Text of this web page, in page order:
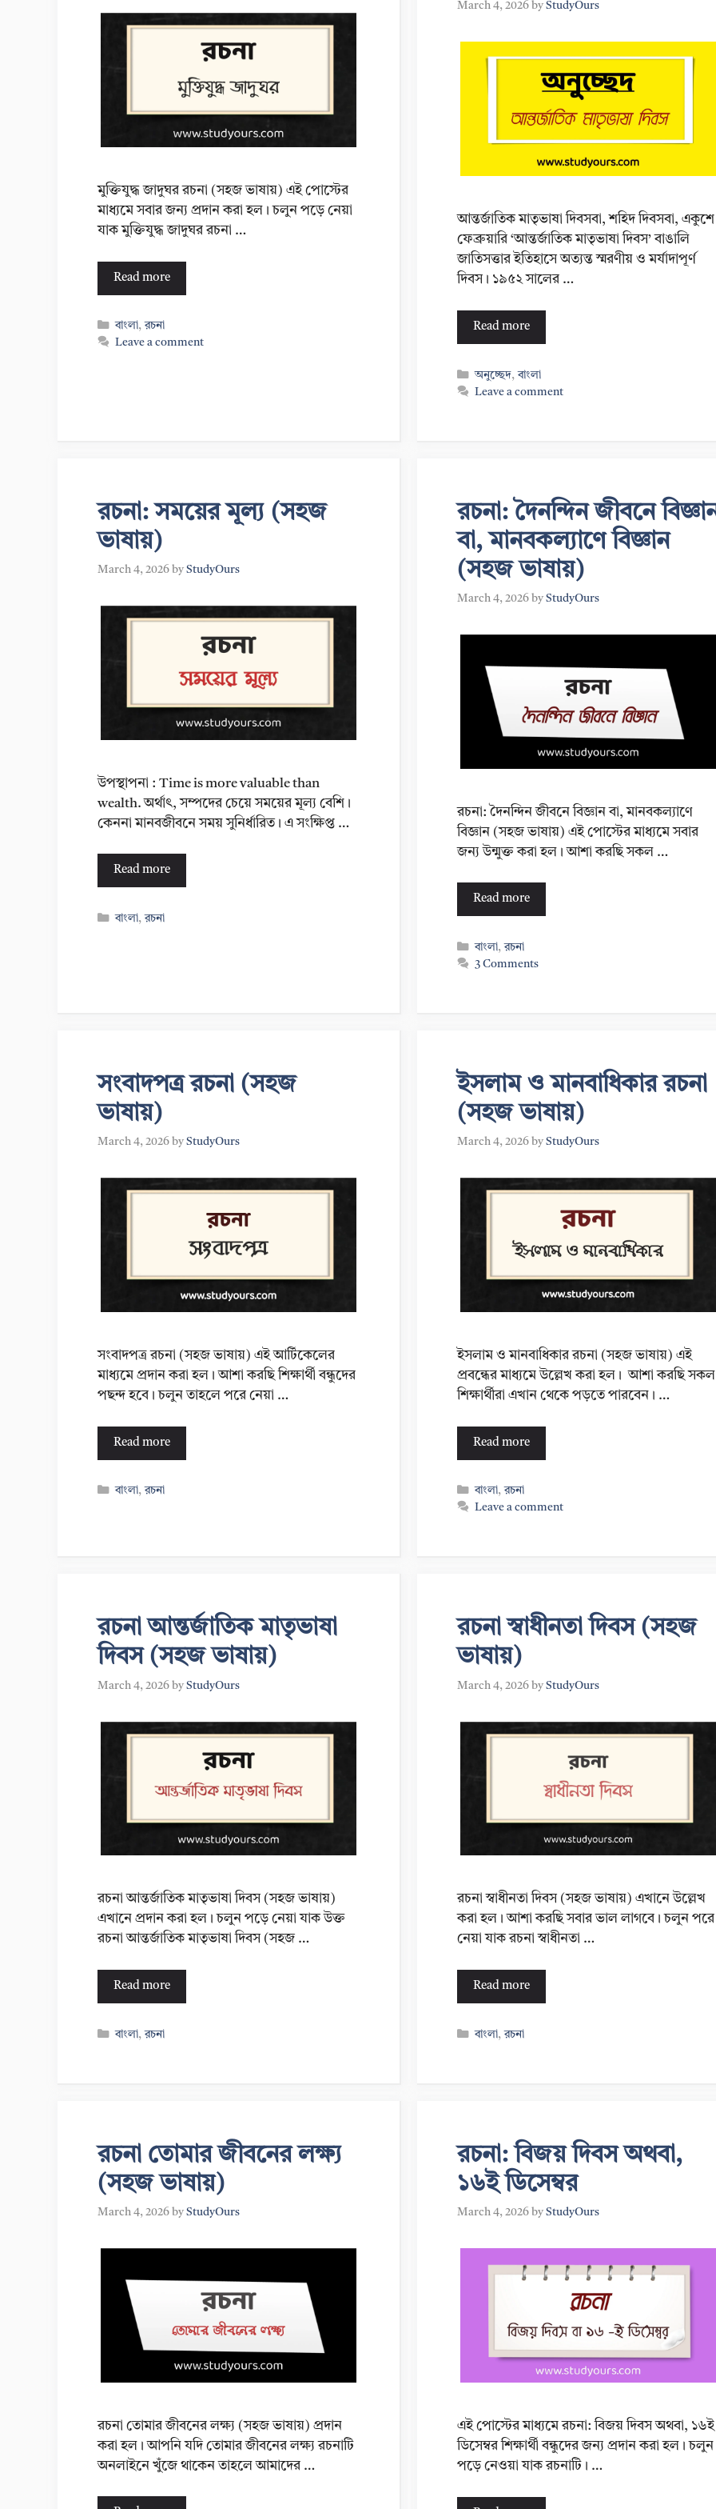
মুক্তিযুদ্ধ জাদুঘর রচনা (সহজ ভাষায়) এই পোস্টের
মাধ্যমে সবার জন্য প্রদান করা হল। চলুন পড়ে নেয়া
যাক মুক্তিযুদ্ধ জাদুঘর রচনা …
Read more
Categories
বাংলা,রচনা
Leave a comment
March 4, 2026 by StudyOurs
আন্তর্জাতিক মাতৃভাষা দিবসবা, শহিদ দিবসবা, একুশে
ফেব্রুয়ারি ‘আন্তর্জাতিক মাতৃভাষা দিবস’ বাঙালি
জাতিসত্তার ইতিহাসে অত্যন্ত স্মরণীয় ও মর্যাদাপূর্ণ
দিবস। ১৯৫২ সালের …
Read more
Categories
অনুচ্ছেদ,বাংলা
Leave a comment
রচনা: সময়ের মূল্য (সহজ
ভাষায়)
March 4, 2026 by StudyOurs
উপস্থাপনা : Time is more valuable than
wealth. অর্থাৎ, সম্পদের চেয়ে সময়ের মূল্য বেশি।
কেননা মানবজীবনে সময় সুনির্ধারিত। এ সংক্ষিপ্ত …
Read more
Categories
বাংলা,রচনা
রচনা: দৈনন্দিন জীবনে
বা, মানবকল্যাণে বিজ্ঞান
(সহজ ভাষায়)
March 4, 2026 by StudyOurs
রচনা: দৈনন্দিন জীবনে বিজ্ঞান বা, মানবকল্যাণে
বিজ্ঞান (সহজ ভাষায়) এই পোস্টের মাধ্যমে সবার
জন্য উন্মুক্ত করা হল। আশা করছি সকল …
Read more
Categories
বাংলা,রচনা
3 Comments
সংবাদপত্র রচনা (সহজ
ভাষায়)
March 4, 2026 by StudyOurs
সংবাদপত্র রচনা (সহজ ভাষায়) এই আর্টিকেলের
মাধ্যমে প্রদান করা হল। আশা করছি শিক্ষার্থী বন্ধুদের
পছন্দ হবে। চলুন তাহলে পরে নেয়া …
Read more
Categories
বাংলা,রচনা
ইসলাম ও মানবাধিকার রচনা
(সহজ ভাষায়)
March 4, 2026 by StudyOurs
ইসলাম ও মানবাধিকার রচনা (সহজ ভাষায়) এই
প্রবন্ধের মাধ্যমে উল্লেখ করা হল। আশা করছি সকল
শিক্ষার্থীরা এখান থেকে পড়তে পারবেন। …
Read more
Categories
বাংলা,রচনা
Leave a comment
রচনা আন্তর্জাতিক মাতৃভাষা
দিবস (সহজ ভাষায়)
March 4, 2026 by StudyOurs
রচনা আন্তর্জাতিক মাতৃভাষা দিবস (সহজ ভাষায়)
এখানে প্রদান করা হল। চলুন পড়ে নেয়া যাক উক্ত
রচনা আন্তর্জাতিক মাতৃভাষা দিবস (সহজ …
Read more
Categories
বাংলা,রচনা
রচনা স্বাধীনতা দিবস (সহজ
ভাষায়)
March 4, 2026 by StudyOurs
রচনা স্বাধীনতা দিবস (সহজ ভাষায়) এখানে উল্লেখ
করা হল। আশা করছি সবার ভাল লাগবে। চলুন পরে
নেয়া যাক রচনা স্বাধীনতা …
Read more
Categories
বাংলা,রচনা
রচনা তোমার জীবনের লক্ষ্য
(সহজ ভাষায়)
March 4, 2026 by StudyOurs
রচনা তোমার জীবনের লক্ষ্য (সহজ ভাষায়) প্রদান
করা হল। আপনি যদি তোমার জীবনের লক্ষ্য রচনাটি
অনলাইনে খুঁজে থাকেন তাহলে আমাদের …
রচনা: বিজয় দিবস অথবা,
১৬ই ডিসেম্বর
March 4, 2026 by StudyOurs
এই পোস্টের মাধ্যমে রচনা: বিজয় দিবস অথবা, ১৬ই
ডিসেম্বর শিক্ষার্থী বন্ধুদের জন্য প্রদান করা হল। চলুন
পড়ে নেওয়া যাক রচনাটি। …